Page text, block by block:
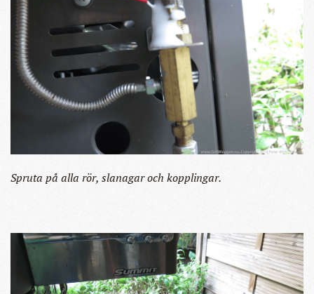
Spruta på alla rör, slanagar och kopplingar.